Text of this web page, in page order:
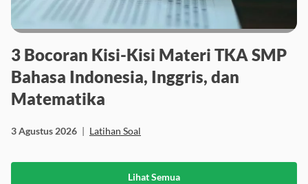
3 Bocoran Kisi-Kisi Materi TKA SMP
Bahasa Indonesia, Inggris, dan
Matematika
3 Agustus 2026 Latihan Soal
Lihat Semua